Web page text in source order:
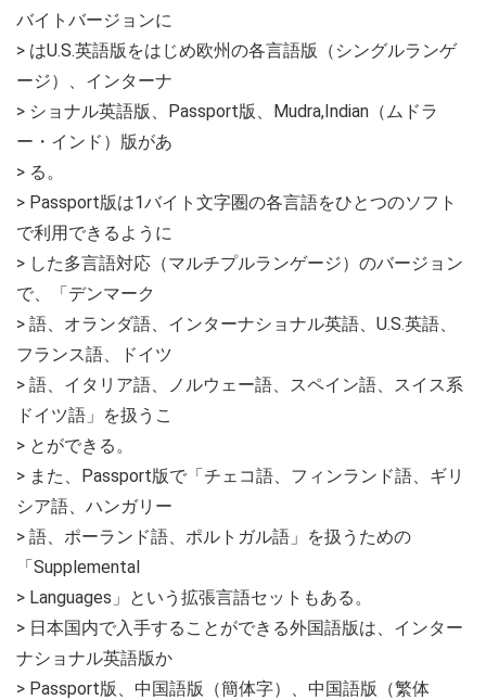
バイトバージョンに
> はU.S.英語版をはじめ欧州の各言語版（シングルランゲ
ージ）、インターナ
> ショナル英語版、Passport版、Mudra,Indian（ムドラ
ー・インド）版があ
> る。
> Passport版は1バイト文字圏の各言語をひとつのソフト
で利用できるように
> した多言語対応（マルチプルランゲージ）のバージョン
で、「デンマーク
> 語、オランダ語、インターナショナル英語、U.S.英語、
フランス語、ドイツ
> 語、イタリア語、ノルウェー語、スペイン語、スイス系
ドイツ語」を扱うこ
> とができる。
> また、Passport版で「チェコ語、フィンランド語、ギリ
シア語、ハンガリー
> 語、ポーランド語、ポルトガル語」を扱うための
「Supplemental
> Languages」という拡張言語セットもある。
> 日本国内で入手することができる外国語版は、インター
ナショナル英語版か
> Passport版、中国語版（簡体字）、中国語版（繁体